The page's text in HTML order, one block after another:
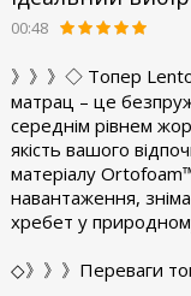
00:48
》》》◇ Топер
матрац – це
середнім рівнем
якість вашого
матеріалу
навантаження,
хребет у
◇》》》Переваги